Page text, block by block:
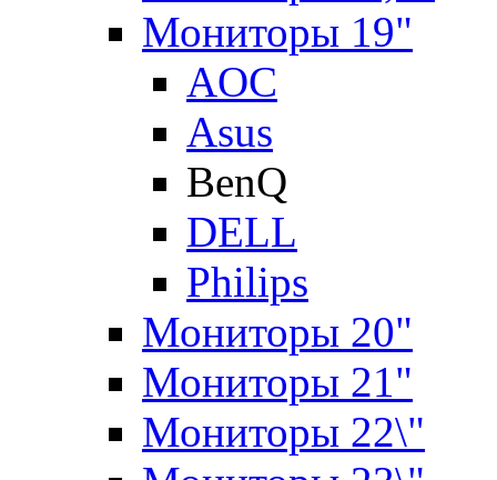
Мониторы 19"
AOC
Asus
BenQ
DELL
Philips
Мониторы 20"
Мониторы 21"
Мониторы 22\"